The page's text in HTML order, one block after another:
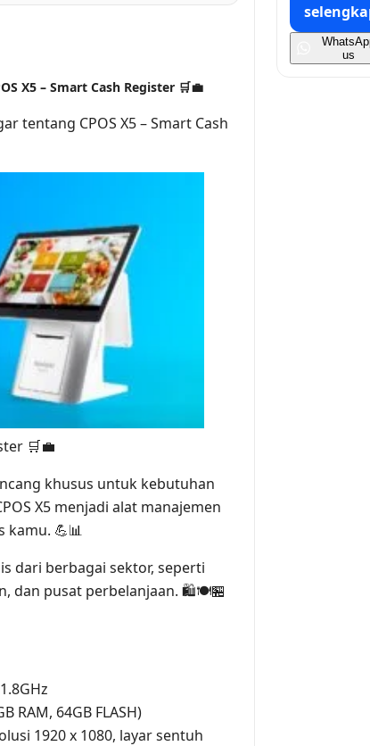
X5 – Smart Cash Register 🛒💼
tentang CPOS X5 – Smart Cash
🛒💼
khusus untuk kebutuhan
X5 menjadi alat manajemen
kamu. 💪📊
dari berbagai sektor, seperti
dan pusat perbelanjaan. 🛍️🍽️🏪
RAM, 64GB FLASH)
1920 x 1080, layar sentuh
us